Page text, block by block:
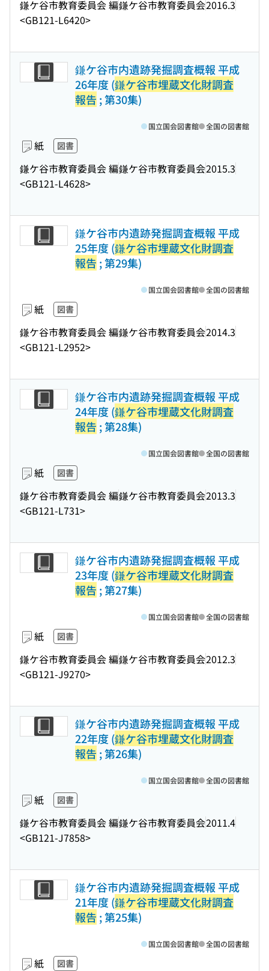
鎌ケ谷市教育委員会 編鎌ケ谷市教育委員会2016.3
<GB121-L6420>
鎌ケ谷市内遺跡発掘調査概報 平成
26年度 (鎌ケ谷市埋蔵文化財調査
報告 ; 第30集)
紙 図書
鎌ケ谷市教育委員会 編鎌ケ谷市教育委員会2015.3
<GB121-L4628>
国立国会図書館 全国の図書館
鎌ケ谷市内遺跡発掘調査概報 平成
25年度 (鎌ケ谷市埋蔵文化財調査
報告 ; 第29集)
紙 図書
鎌ケ谷市教育委員会 編鎌ケ谷市教育委員会2014.3
<GB121-L2952>
国立国会図書館 全国の図書館
鎌ケ谷市内遺跡発掘調査概報 平成
24年度 (鎌ケ谷市埋蔵文化財調査
報告 ; 第28集)
紙 図書
鎌ケ谷市教育委員会 編鎌ケ谷市教育委員会2013.3
<GB121-L731>
国立国会図書館 全国の図書館
鎌ケ谷市内遺跡発掘調査概報 平成
23年度 (鎌ケ谷市埋蔵文化財調査
報告 ; 第27集)
紙 図書
鎌ケ谷市教育委員会 編鎌ケ谷市教育委員会2012.3
<GB121-J9270>
国立国会図書館 全国の図書館
鎌ケ谷市内遺跡発掘調査概報 平成
22年度 (鎌ケ谷市埋蔵文化財調査
報告 ; 第26集)
紙 図書
鎌ケ谷市教育委員会 編鎌ケ谷市教育委員会2011.4
<GB121-J7858>
国立国会図書館 全国の図書館
鎌ケ谷市内遺跡発掘調査概報 平成
21年度 (鎌ケ谷市埋蔵文化財調査
報告 ; 第25集)
紙 図書
国立国会図書館 全国の図書館